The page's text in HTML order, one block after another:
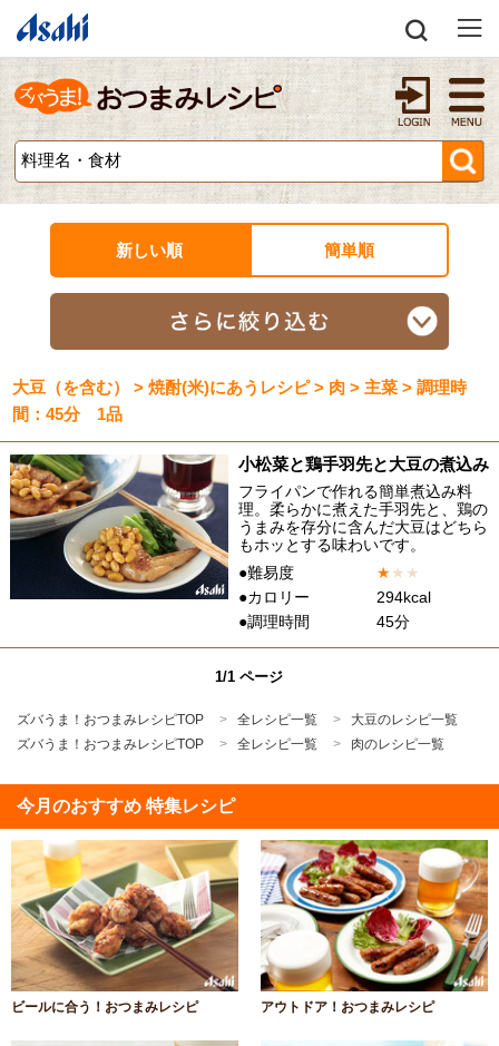
新しい順 簡単順
大豆（を含む） > 焼酎(米)にあうレシピ > 肉 > 主菜 > 調理時
間：45分 1品
小松菜と鶏手羽先と大豆の煮込み
フライパンで作れる簡単煮込み料
理。柔らかに煮えた手羽先と、鶏の
うまみを存分に含んだ大豆はどちら
もホッとする味わいです。
●難易度
★★ ★
●カロリー
294kcal
●調理時間
45分
1/1 ページ
ズバうま！おつまみレシピTOP 全レシピ一覧
大豆のレシピ一覧
ズバうま！おつまみレシピTOP
全レシピ一覧 肉のレシピ一覧
今月のおすすめ 特集レシピ
ビールに合う！おつまみレシピ アウトドア！おつまみレシピ